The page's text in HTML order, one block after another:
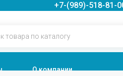
+7-(989)-518-81-
О компании